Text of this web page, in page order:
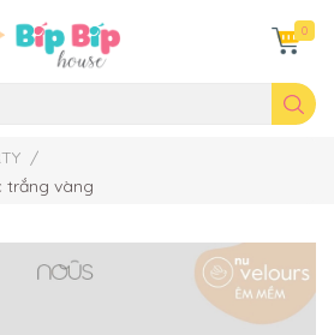
0
/
trắng vàng